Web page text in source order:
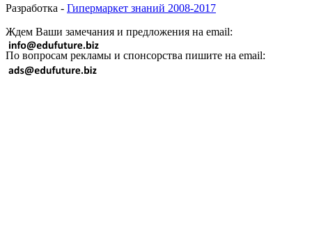
Разработка - Гипермаркет знаний 2008-2017
Ждем Ваши замечания и предложения на email:
По вопросам рекламы и спонсорства пишите на email: